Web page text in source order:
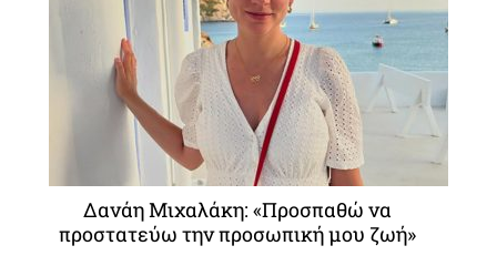
Δανάη Μιχαλάκη: «Προσπαθώ να
προστατεύω την προσωπική μου ζωή»